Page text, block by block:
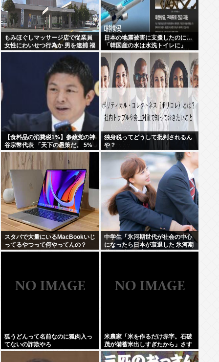
もみほぐしマッサージ店で従業員
女性にわいせつ行為か 男を逮捕 福
島・郡山市
日本の地震被害に支援したのに…
「韓国産の水は水洗トイレに」
【食料品の消費税1%】参政党の神
谷宗幣代表 「天下の愚策だ。 5%
くらいの一律減税でないと経済の
後押しにならない」
独身税ってどうして批判されるん
や？
スタバで大量にいるMacBookいじ
ってるやつって何やってんの？
中学生「氷河期世代が社会の中心
になったら日本が衰退した 氷河期
世代が社会の癌！」Xで1万いいね
狐うどんって名前なのに狐肉入っ
てないの詐欺やろ
米農家「米を作るだけ赤字。石破
茂が備蓄米出しすぎたから」さす
がに食べて応援しようよ